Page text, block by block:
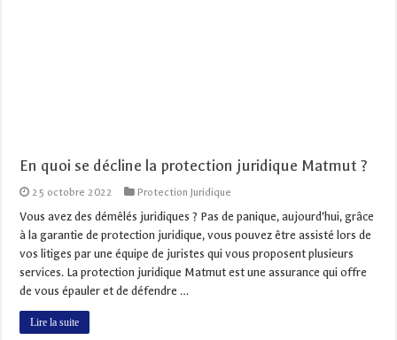
En quoi se décline la protection juridique Matmut ?
25 octobre 2022 Protection Juridique
Vous avez des démêlés juridiques ? Pas de panique, aujourd’hui, grâce
à la garantie de protection juridique, vous pouvez être assisté lors de
vos litiges par une équipe de juristes qui vous proposent plusieurs
services. La protection juridique Matmut est une assurance qui offre
de vous épauler et de défendre …
Lire la suite